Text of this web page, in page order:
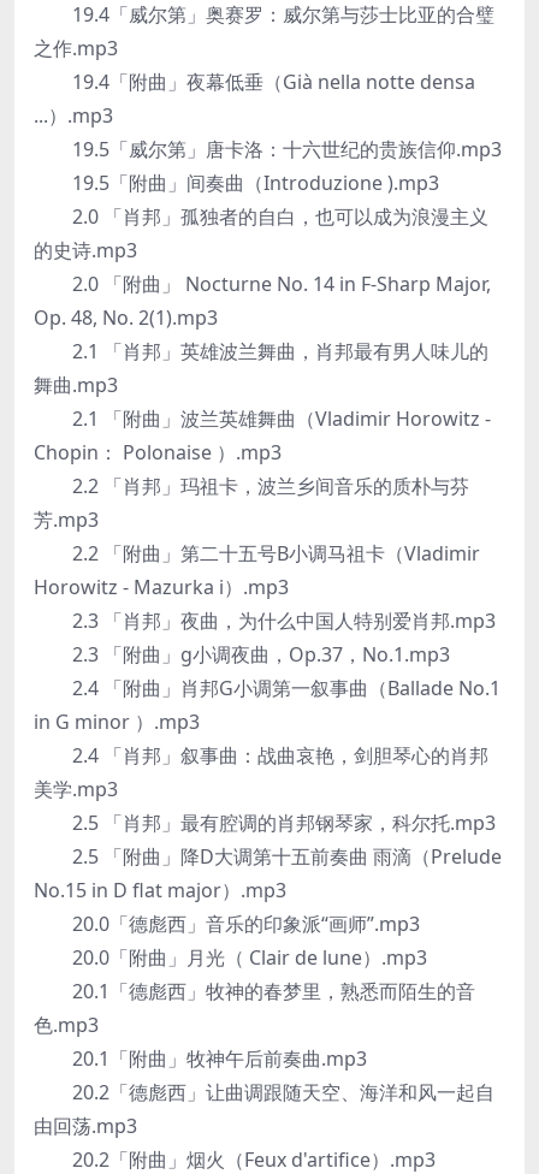
19.4「威尔第」奥赛罗：威尔第与莎士比亚的合璧
之作.mp3
19.4「附曲」夜幕低垂（Già nella notte densa
...）.mp3
19.5「威尔第」唐卡洛：十六世纪的贵族信仰.mp3
19.5「附曲」间奏曲（Introduzione ).mp3
2.0 「肖邦」孤独者的自白，也可以成为浪漫主义
的史诗.mp3
2.0 「附曲」 Nocturne No. 14 in F-Sharp Major,
Op. 48, No. 2(1).mp3
2.1 「肖邦」英雄波兰舞曲，肖邦最有男人味儿的
舞曲.mp3
2.1 「附曲」波兰英雄舞曲（Vladimir Horowitz -
Chopin： Polonaise ）.mp3
2.2 「肖邦」玛祖卡，波兰乡间音乐的质朴与芬
芳.mp3
2.2 「附曲」第二十五号B小调马祖卡（Vladimir
Horowitz - Mazurka i）.mp3
2.3 「肖邦」夜曲，为什么中国人特别爱肖邦.mp3
2.3 「附曲」g小调夜曲，Op.37，No.1.mp3
2.4 「附曲」肖邦G小调第一叙事曲（Ballade No.1
in G minor ）.mp3
2.4 「肖邦」叙事曲：战曲哀艳，剑胆琴心的肖邦
美学.mp3
2.5 「肖邦」最有腔调的肖邦钢琴家，科尔托.mp3
2.5 「附曲」降D大调第十五前奏曲 雨滴（Prelude
No.15 in D flat major）.mp3
20.0「德彪西」音乐的印象派“画师”.mp3
20.0「附曲」月光（ Clair de lune）.mp3
20.1「德彪西」牧神的春梦里，熟悉而陌生的音
色.mp3
20.1「附曲」牧神午后前奏曲.mp3
20.2「德彪西」让曲调跟随天空、海洋和风一起自
由回荡.mp3
20.2「附曲」烟火（Feux d'artifice）.mp3